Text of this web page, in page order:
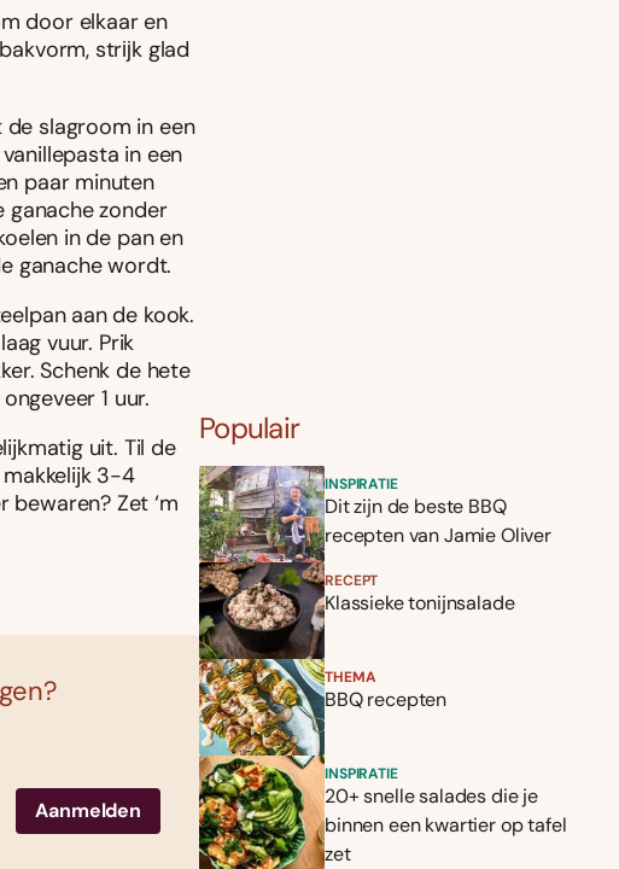
door elkaar en
strĳk glad
slagroom in een
in een
paar minuten
ganache zonder
in de pan en
ganache wordt.
aan de kook.
vuur. Prik
Schenk de hete
1 uur.
uit. Til de
makkelijk 3-4
bewaren? Zet ‘m
Populair
INSPIRATIE
Dit zijn de beste BBQ
recepten van Jamie Oliver
RECEPT
Klassieke tonijnsalade
THEMA
BBQ recepten
INSPIRATIE
20+ snelle salades die je
binnen een kwartier op tafel
zet